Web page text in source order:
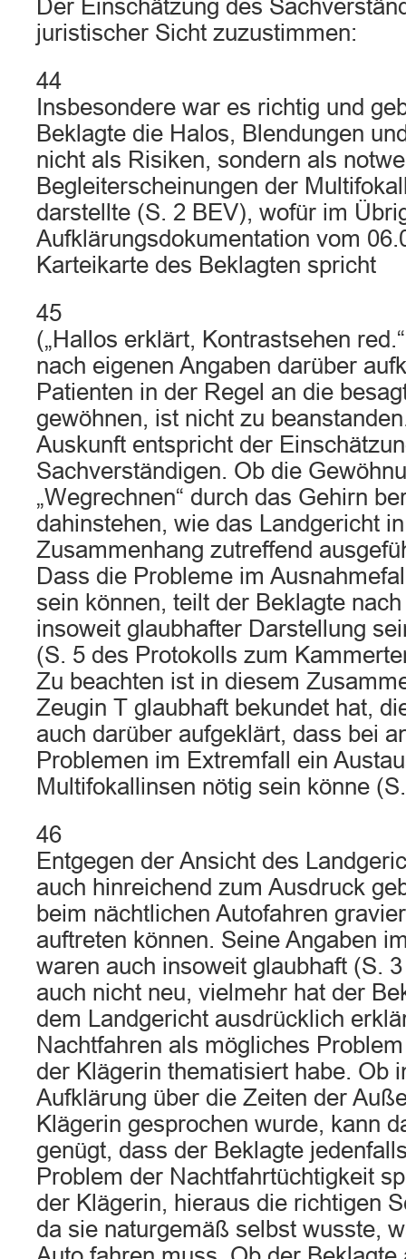
Der Einschätzung des
juristischer Sicht zuzustimmen:
44
Insbesondere war es richtig und
Beklagte die Halos, Blendungen
nicht als Risiken, sondern als
Begleiterscheinungen der
darstellte (S. 2 BEV), wofür im
Aufklärungsdokumentation vom
Karteikarte des Beklagten spricht
45
(„Hallos erklärt, Kontrastsehen
nach eigenen Angaben darüber
Patienten in der Regel an die
gewöhnen, ist nicht zu
Auskunft entspricht der
Sachverständigen. Ob die
„Wegrechnen“ durch das Gehirn
dahinstehen, wie das Landgericht
Zusammenhang zutreffend
Dass die Probleme im
sein können, teilt der Beklagte
insoweit glaubhafter Darstellung
(S. 5 des Protokolls zum
Zu beachten ist in diesem
Zeugin T glaubhaft bekundet hat,
auch darüber aufgeklärt, dass bei
Problemen im Extremfall ein
Multifokallinsen nötig sein könne
46
Entgegen der Ansicht des
auch hinreichend zum Ausdruck
beim nächtlichen Autofahren
auftreten können. Seine Angaben
waren auch insoweit glaubhaft (S.
auch nicht neu, vielmehr hat der
dem Landgericht ausdrücklich
Nachtfahren als mögliches
der Klägerin thematisiert habe. Ob
Aufklärung über die Zeiten der
Klägerin gesprochen wurde, kann
genügt, dass der Beklagte
Problem der Nachtfahrtüchtigkeit
der Klägerin, hieraus die richtigen
da sie naturgemäß selbst wusste,